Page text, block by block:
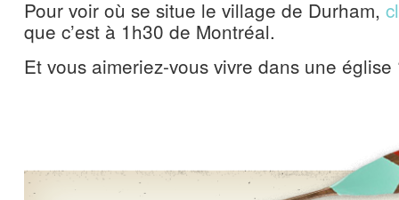
Pour voir où se situe le village de Durham,
que c’est à 1h30 de Montréal.
Et vous aimeriez-vous vivre dans une église